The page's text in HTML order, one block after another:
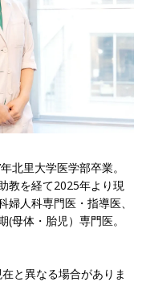
北里大学医学部卒業。
教を経て2025年より現
人科専門医・指導医、
母体・胎児）専門医。
と異なる場合がありま